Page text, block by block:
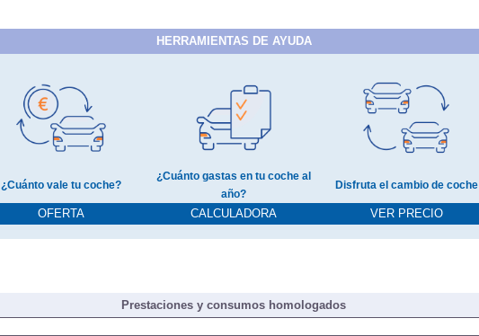
HERRAMIENTAS DE AYUDA
¿Cuánto vale tu coche?
OFERTA
¿Cuánto gastas en tu coche al
año?
CALCULADORA
Disfruta el cambio de coche
VER PRECIO
Prestaciones y consumos homologados